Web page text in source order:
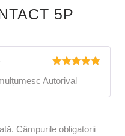
5P
5din 5
Autorival
Câmpurile obligatorii